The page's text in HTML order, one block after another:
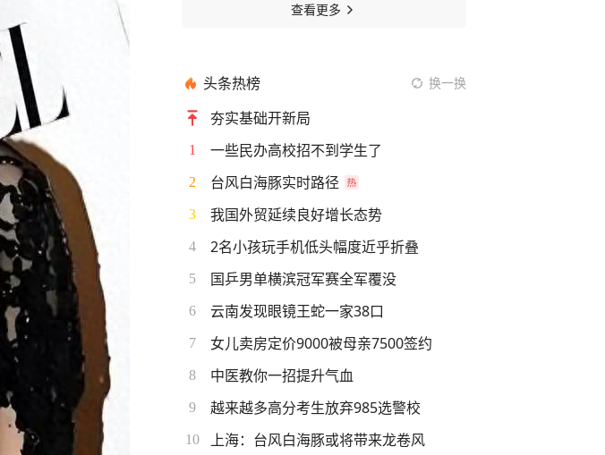
查看更多
头条热榜 换一换
夯实基础开新局
1 一些民办高校招不到学生了
2 台风白海豚实时路径
3 我国外贸延续良好增长态势
4 2名小孩玩手机低头幅度近乎折叠
5 国乒男单横滨冠军赛全军覆没
6 云南发现眼镜王蛇一家38口
7 女儿卖房定价9000被母亲7500签约
8 中医教你一招提升气血
9 越来越多高分考生放弃985选警校
10 上海：台风白海豚或将带来龙卷风